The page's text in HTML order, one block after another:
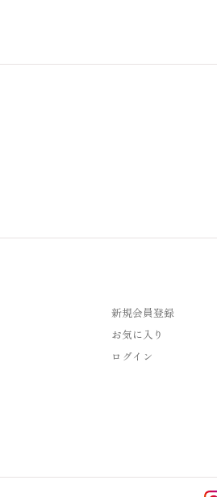
新規会員登録
お気に入り
ログイン